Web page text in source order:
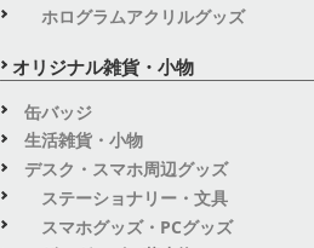
ホログラムアクリルグッズ
オリジナル雑貨・小物
缶バッジ
生活雑貨・小物
デスク・スマホ周辺グッズ
ステーショナリー・文具
スマホグッズ・PCグッズ